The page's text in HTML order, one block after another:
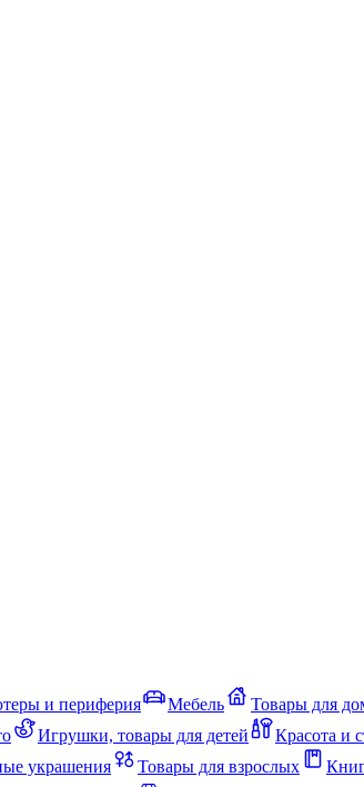
и периферия Мебель Товары для
Игрушки, товары для детей Красота и
украшения Товары для взрослых